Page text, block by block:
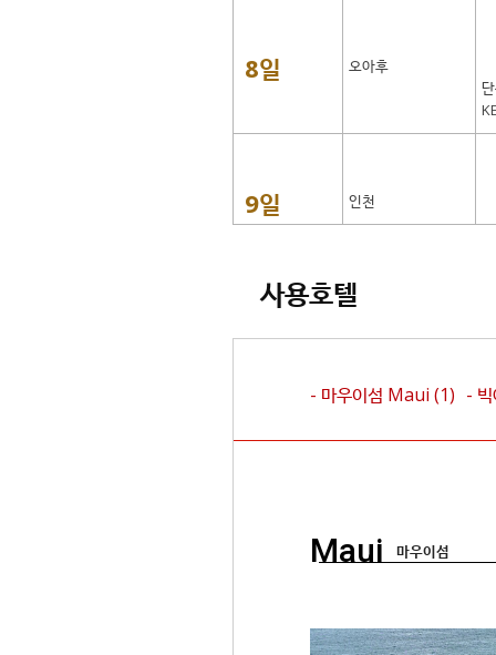
8일
오아후
9일 인천
사용호텔
- 마우이섬 Maui (1) -
Maui 마우이섬